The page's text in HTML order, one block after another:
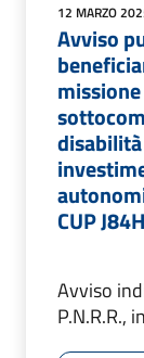
12 MARZO
Avviso
CUP
Avviso
P.N.R.R.,